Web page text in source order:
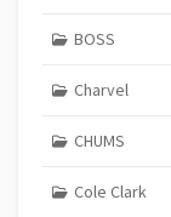
BOSS
Charvel
CHUMS
Cole Clark